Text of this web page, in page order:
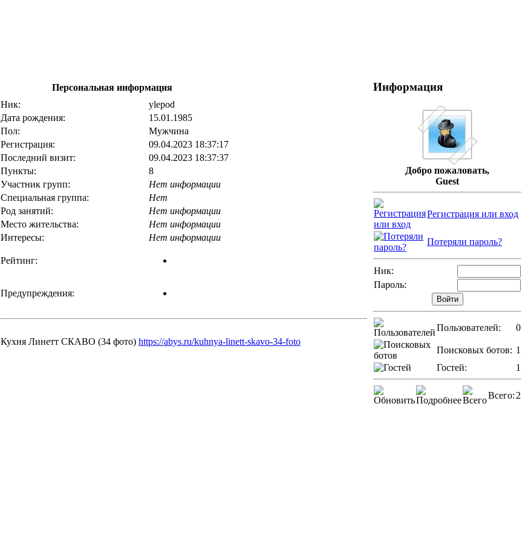
Персональная информация
Ник:
ylepod
Дата рождения:
15.01.1985
Пол:
Мужчина
Регистрация:
09.04.2023 18:37:17
Последний визит:
09.04.2023 18:37:37
Пункты:
8
Участник групп:
Нет информации
Специальная группа:
Нет
Род занятий:
Нет информации
Место жительства:
Нет информации
Интересы:
Нет информации
Рейтинг:
Предупреждения:
Кухня Линетт СКАВО (34 фото) https://abys.ru/kuhnya-linett-skavo-34-foto
Информация
Добро пожаловать,
Guest
Регистрация или вход
Потеряли пароль?
Ник:
Пароль:
Пользователей: 0
Поисковых ботов: 1
Гостей:
1
Всего:2